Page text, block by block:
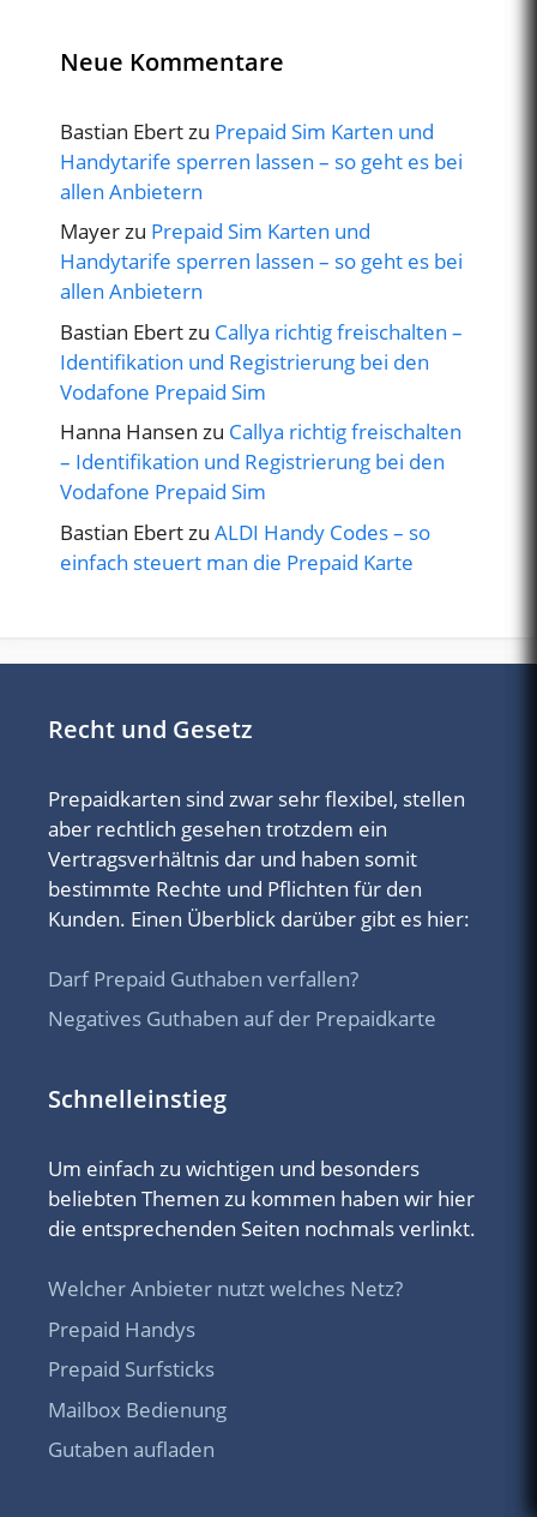
Neue Kommentare
Bastian Ebertzu Prepaid Sim Karten und
Handytarife sperren lassen – so geht es bei
allen Anbietern
Mayerzu Prepaid Sim Karten und
Handytarife sperren lassen – so geht es bei
allen Anbietern
Bastian Ebertzu Callya richtig freischalten –
Identifikation und Registrierung bei den
Vodafone Prepaid Sim
Hanna Hansen zu Callya richtig freischalten
– Identifikation und Registrierung bei den
Vodafone Prepaid Sim
Bastian Ebertzu ALDI Handy Codes – so
einfach steuert man die Prepaid Karte
Recht und Gesetz
Prepaidkarten sind zwar sehr flexibel, stellen
aber rechtlich gesehen trotzdem ein
Vertragsverhältnis dar und haben somit
bestimmte Rechte und Pflichten für den
Kunden. Einen Überblick darüber gibt es hier:
Darf Prepaid Guthaben verfallen?
Negatives Guthaben auf der Prepaidkarte
Schnelleinstieg
Um einfach zu wichtigen und besonders
beliebten Themen zu kommen haben wir hier
die entsprechenden Seiten nochmals verlinkt.
Welcher Anbieter nutzt welches Netz?
Prepaid Handys
Prepaid Surfsticks
Mailbox Bedienung
Gutaben aufladen